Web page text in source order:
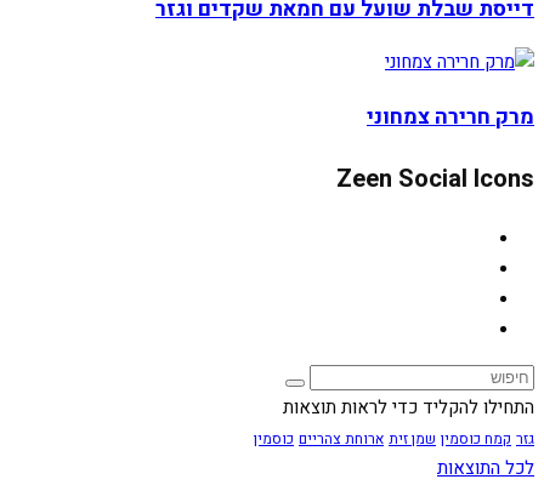
דייסת שבלת שועל עם חמאת שקדים וגזר
מרק חרירה צמחוני
Zeen Social Icons
התחילו להקליד כדי לראות תוצאות
גזר קמח כוסמין שמן זית ארוחת צהריים כוסמין
לכל התוצאות